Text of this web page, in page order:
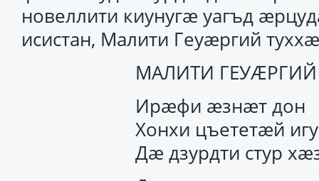
новеллити киунугӕ уагъд
исистан, Малити Геуӕргий
МАЛИТИ ГЕУӔРГИЙ
Ирӕфи ӕзнӕт дон
Хонхи цъететӕй
Дӕ дзурдти стур